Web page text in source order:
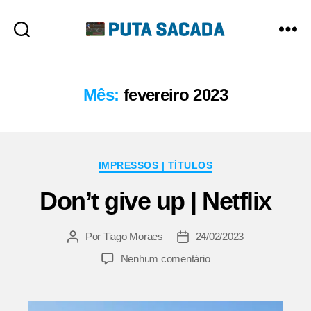
Mês: fevereiro 2023
Categorias
IMPRESSOS | TÍTULOS
Don’t give up | Netflix
Autor
Por Tiago Moraes
Data24/02/2023
Nenhum comentárioem
up